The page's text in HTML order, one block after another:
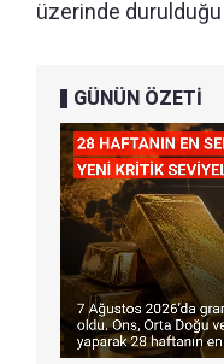
üzerinde
GÜNÜN ÖZETİ